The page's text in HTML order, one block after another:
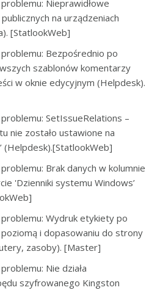
Nieprawidłowe
na urządzeniach
[StatlookWeb]
Bezpośrednio po
szablonów komentarzy
w oknie edycyjnym (Helpdesk).
SetIssueRelations –
nie zostało ustawione na
(Helpdesk).[StatlookWeb]
Brak danych w kolumnie
'Dzienniki systemu Windows’
Wydruk etykiety po
i dopasowaniu do strony
zasoby). [Master]
Nie działa
szyfrowanego Kingston